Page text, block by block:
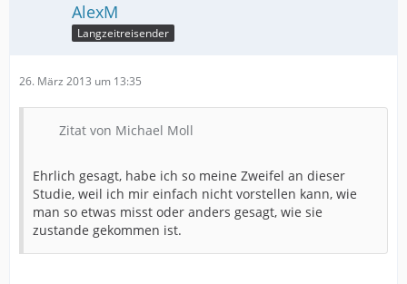
AlexM
Langzeitreisender
26. März 2013 um 13:35
Zitat von Michael Moll
Ehrlich gesagt, habe ich so meine Zweifel an dieser
Studie, weil ich mir einfach nicht vorstellen kann, wie
man so etwas misst oder anders gesagt, wie sie
zustande gekommen ist.